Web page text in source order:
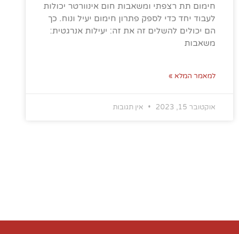
חימום תת רצפתי ומשאבות חום אינוורטר יכולות
לעבוד יחד כדי לספק פתרון חימום יעיל ונוח. כך
הם יכולים להשלים זה את זה: יעילות אנרגטית:
משאבות
למאמר המלא »
אוקטובר 15, 2023 אין תגובות